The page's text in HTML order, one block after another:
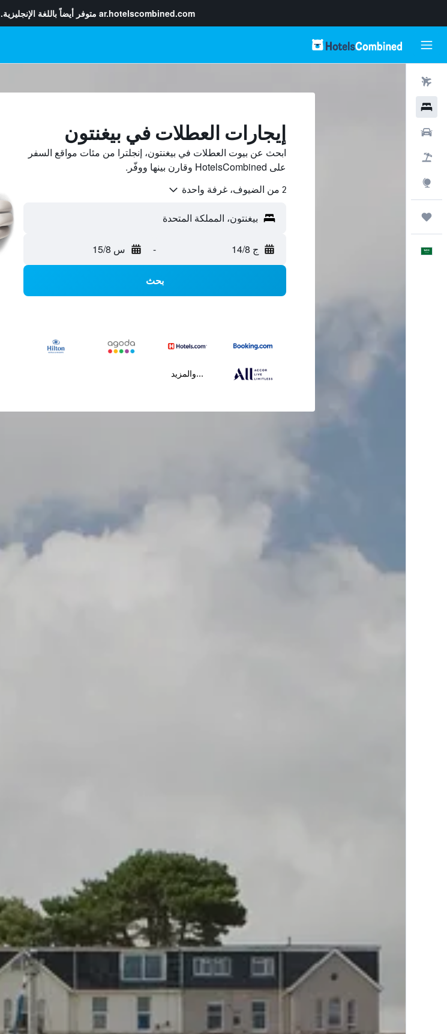
ar.hotelscombined.com متوفر أيضاً باللغة الإنجليزية.
إيجارات العطلات في بيغنتون
ابحث عن بيوت العطلات في بيغنتون، إنجلترا من مئات مواقع السفر
على HotelsCombined وقارن بينها ووفّر.
2 من الضيوف، غرفة واحدة
ج 14/8 - س 15/8
بحث
...والمزيد